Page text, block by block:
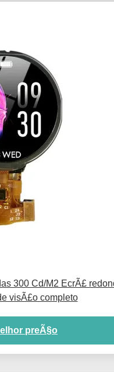
300 Cd/M2 EcrÃ£
visÃ£o completo
preÃ§o